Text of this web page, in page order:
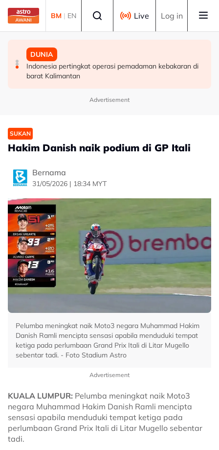
Skip to main content
BM | EN Live Log in
MALAYSIA
MCKK perlu lakar semula peranan dalam era moden -
Sultan Nazrin
DUNIA
Finland tutup semua laluan haiwan di sempadan dengan
Rusia susulan demam babi Afrika
DUNIA
Indonesia pertingkat operasi pemadaman kebakaran di
barat Kalimantan
Advertisement
SUKAN
Hakim Danish naik podium di GP Itali
Bernama
31/05/2026 | 18:34 MYT
Pelumba meningkat naik Moto3 negara Muhammad Hakim
Danish Ramli mencipta sensasi apabila menduduki tempat
ketiga pada perlumbaan Grand Prix Itali di Litar Mugello
sebentar tadi. - Foto Stadium Astro
Advertisement
KUALA LUMPUR: Pelumba meningkat naik Moto3
negara Muhammad Hakim Danish Ramli mencipta
sensasi apabila menduduki tempat ketiga pada
perlumbaan Grand Prix Itali di Litar Mugello sebentar
tadi.